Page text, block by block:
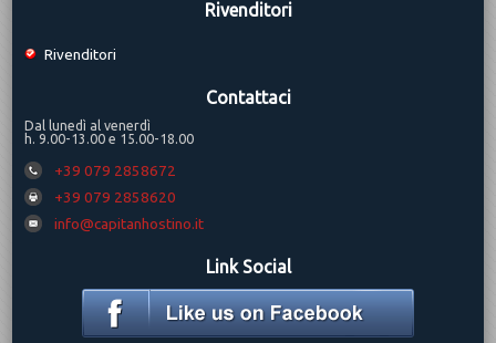
Rivenditori
Rivenditori
Contattaci
Dal lunedì al venerdì
h. 9.00-13.00 e 15.00-18.00
+39 079 2858672
+39 079 2858620
info@capitanhostino.it
Link Social